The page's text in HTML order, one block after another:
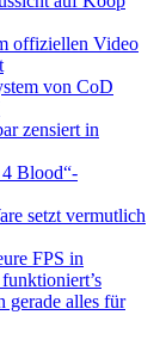
offiziellen Video
von CoD
zensiert in
Blood“-
setzt vermutlich
FPS in
gerade alles für